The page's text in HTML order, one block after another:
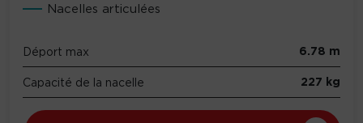
Nacelles articulées
Déport max 6.78 m
Capacité de la nacelle 227 kg